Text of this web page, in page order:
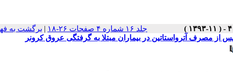
جلد ۱۶ شماره ۴ صفحات ۲۶-۱۸ | برگشت به
از مصرف آترواستاتین در بیماران مبتلا به گرفتگی عروق کرونر